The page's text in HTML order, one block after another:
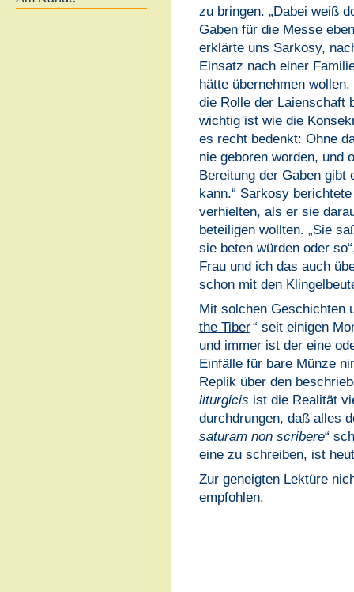
zu bringen. „Dabei weiß
Gaben für die Messe
erklärte uns Sarkosy,
Einsatz nach einer
hätte übernehmen
die Rolle der Laienschaft
wichtig ist wie die
es recht bedenkt: Ohne
nie geboren worden, und
Bereitung der Gaben
kann.“ Sarkosy
verhielten, als er sie
beteiligen wollten. „Sie
sie beten würden oder
Frau und ich das auch
schon mit den
Mit solchen Geschichten
the Tiber“ seit einigen
und immer ist der eine
Einfälle für bare Münze
Replik über den
liturgicis ist die Realität
durchdrungen, daß alles
saturam non scribere“
eine zu schreiben, ist
Zur geneigten Lektüre
empfohlen.